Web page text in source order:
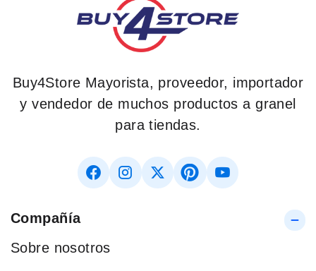
Buy4Store Mayorista, proveedor, importador
y vendedor de muchos productos a granel
para tiendas.
Compañía
Sobre nosotros